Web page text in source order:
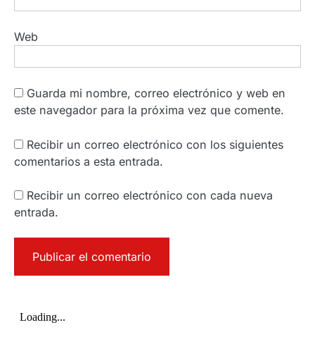
Web
Guarda mi nombre, correo electrónico y web en
este navegador para la próxima vez que comente.
Recibir un correo electrónico con los siguientes
comentarios a esta entrada.
Recibir un correo electrónico con cada nueva
entrada.